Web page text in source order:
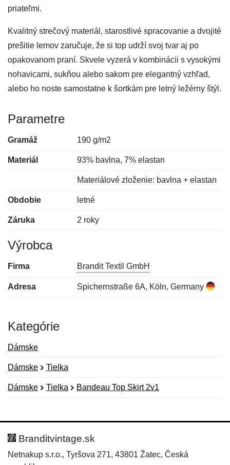
priateľmi.
Kvalitný strečový materiál, starostlivé spracovanie a dvojité
prešitie lemov zaručuje, že si top udrží svoj tvar aj po
opakovanom praní. Skvele vyzerá v kombinácii s vysokými
nohavicami, sukňou alebo sakom pre elegantný vzhľad,
alebo ho noste samostatne k šortkám pre letný ležérny štýl.
Parametre
Gramáž 190 g/m2
Materiál 93% bavlna, 7% elastan
Materiálové zloženie: bavlna + elastan
Obdobie letné
Záruka 2 roky
Výrobca
Firma Brandit Textil GmbH
Adresa Spichernstraße 6A, Köln, Germany
Kategórie
Dámske
Dámske Tielka
Dámske Tielka Bandeau Top Skirt 2v1
Hodnotenie:
Meno:
Branditvintage.sk
Netnakup s.r.o., Tyršova 271, 43801 Žatec, Česká